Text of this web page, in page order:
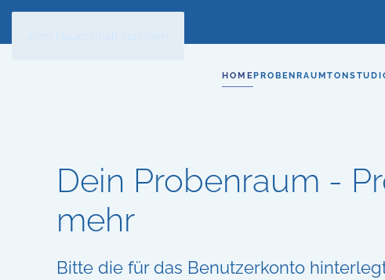
HOMEPROBENRAUM
Dein Probenraum -
mehr
Bitte die für das Benutzerkonto